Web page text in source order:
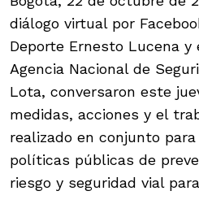
diálogo virtual por
Deporte Ernesto Lucena
Agencia Nacional de
Lota, conversaron este
medidas, acciones y el
realizado en conjunto
políticas públicas de
riesgo y seguridad vial